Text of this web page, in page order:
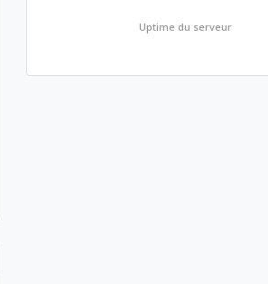
Uptime du serveur